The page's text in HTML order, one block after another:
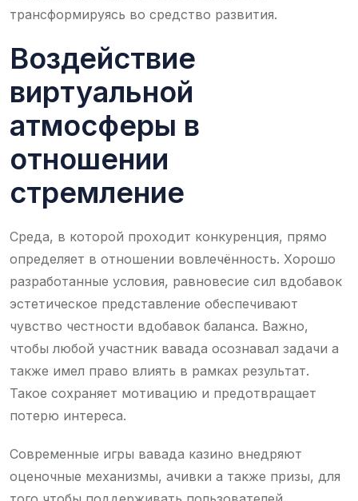
трансформируясь во средство развития.
Воздействие
виртуальной
атмосферы в
отношении
стремление
Среда, в которой проходит конкуренция, прямо
определяет в отношении вовлечённость. Хорошо
разработанные условия, равновесие сил вдобавок
эстетическое представление обеспечивают
чувство честности вдобавок баланса. Важно,
чтобы любой участник вавада осознавал задачи а
также имел право влиять в рамках результат.
Такое сохраняет мотивацию и предотвращает
потерю интереса.
Современные игры вавада казино внедряют
оценочные механизмы, ачивки а также призы, для